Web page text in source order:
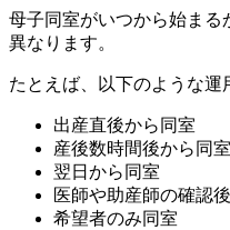
母子同室がいつから始まる
異なります。
たとえば、以下のような運
出産直後から同室
産後数時間後から同室
翌日から同室
医師や助産師の確認
希望者のみ同室